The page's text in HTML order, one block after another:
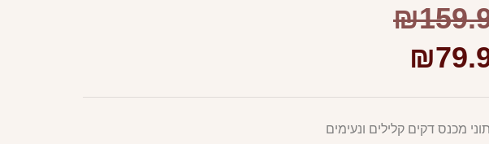
₪
₪
מכנס דקים קלילים ונעימים